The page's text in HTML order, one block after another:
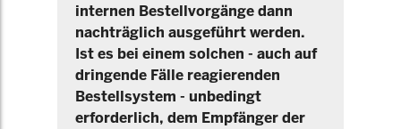
internen Bestellvorgänge dann
nachträglich ausgeführt werden.
Ist es bei einem solchen - auch auf
dringende Fälle reagierenden
Bestellsystem - unbedingt
erforderlich, dem Empfänger der